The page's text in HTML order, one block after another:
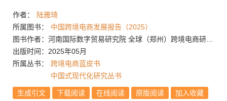
作者：
陆雅琦
所属图书：
中国跨境电商发展报告（2025）
出版时间：2025年05月
所属丛书：
跨境电商蓝皮书
中国式现代化研究丛书
生成引文 下载阅读 在线阅读 原版阅读 加入收藏